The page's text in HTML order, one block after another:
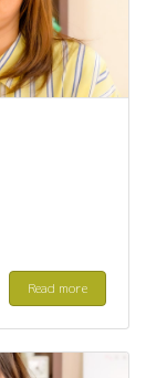
Read more